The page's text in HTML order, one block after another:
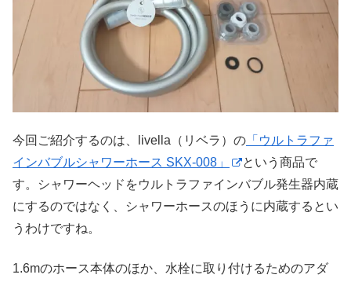
今回ご紹介するのは、livella（リベラ）の 「ウルトラファ
インバブルシャワーホース SKX-008」
という商品で
す。シャワーヘッドをウルトラファインバブル発生器内蔵
にするのではなく、シャワーホースのほうに内蔵するとい
うわけですね。
1.6mのホース本体のほか、水栓に取り付けるためのアダ